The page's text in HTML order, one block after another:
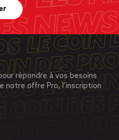
répondre à vos besoins
notre offre Pro, l’inscription